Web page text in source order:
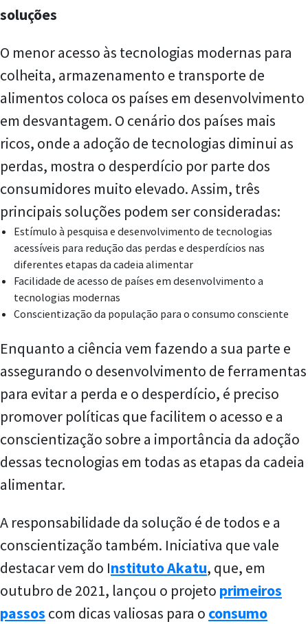
soluções
O menor acesso às tecnologias modernas para
colheita, armazenamento e transporte de
alimentos coloca os países em desenvolvimento
em desvantagem. O cenário dos países mais
ricos, onde a adoção de tecnologias diminui as
perdas, mostra o desperdício por parte dos
consumidores muito elevado. Assim, três
principais soluções podem ser consideradas:
Estímulo à pesquisa e desenvolvimento de tecnologias
acessíveis para redução das perdas e desperdícios nas
diferentes etapas da cadeia alimentar
Facilidade de acesso de países em desenvolvimento a
tecnologias modernas
Conscientização da população para o consumo consciente
Enquanto a ciência vem fazendo a sua parte e
assegurando o desenvolvimento de ferramentas
para evitar a perda e o desperdício, é preciso
promover políticas que facilitem o acesso e a
conscientização sobre a importância da adoção
dessas tecnologias em todas as etapas da cadeia
alimentar.
A responsabilidade da solução é de todos e a
conscientização também. Iniciativa que vale
destacar vem do Instituto Akatu, que, em
outubro de 2021, lançou o projeto primeiros
passos com dicas valiosas para o consumo